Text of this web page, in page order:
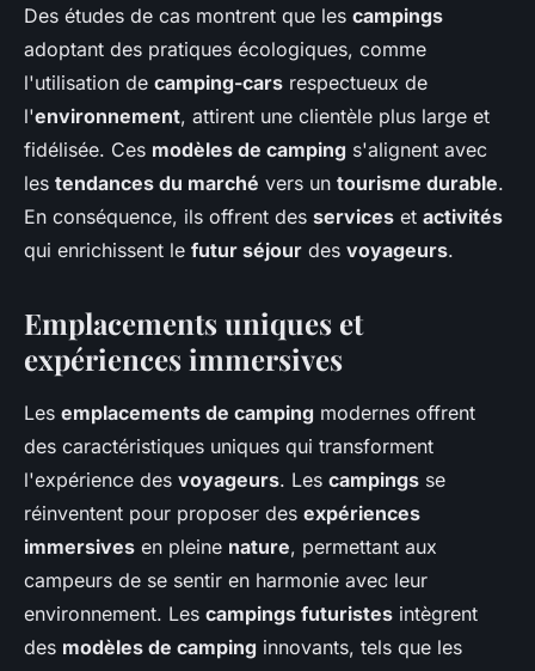
Des études de cas montrent que les campings
adoptant des pratiques écologiques, comme
l'utilisation de camping-cars respectueux de
l'environnement, attirent une clientèle plus large et
fidélisée. Ces modèles de camping s'alignent avec
les tendances du marché vers un tourisme durable.
En conséquence, ils offrent des services et activités
qui enrichissent le futur séjour des voyageurs.
Emplacements uniques et
expériences immersives
Les emplacements de camping modernes offrent
des caractéristiques uniques qui transforment
l'expérience des voyageurs. Les campings se
réinventent pour proposer des expériences
immersives en pleine nature, permettant aux
campeurs de se sentir en harmonie avec leur
environnement. Les campings futuristes intègrent
des modèles de camping innovants, tels que les